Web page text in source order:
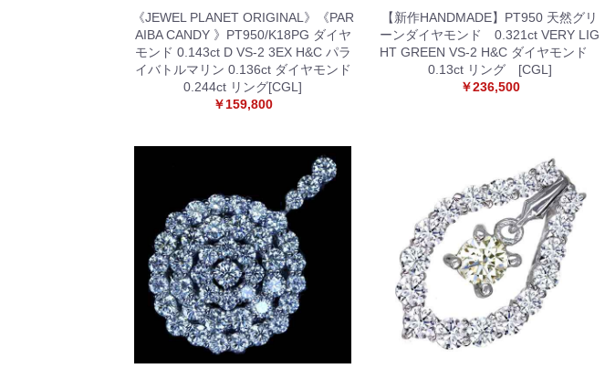
《JEWEL PLANET ORIGINAL》《PAR
AIBA CANDY 》PT950/K18PG ダイヤ
モンド 0.143ct D VS-2 3EX H&C パラ
イバトルマリン 0.136ct ダイヤモンド
0.244ct リング[CGL]
￥159,800
【新作HANDMADE】PT950 天然グリ
ーンダイヤモンド 0.321ct VERY LIG
HT GREEN VS-2 H&C ダイヤモンド
0.13ct リング [CGL]
￥236,500